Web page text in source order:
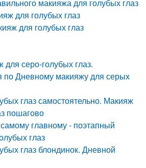
макияжа для голубых глаз
для голубых глаз
для голубых глаз
серо-голубых глаз.
по Дневному макияжу для серых
глаз самостоятельно. Макияж
пошагово
главному - поэтапный
глаз
глаз блондинок. Дневной